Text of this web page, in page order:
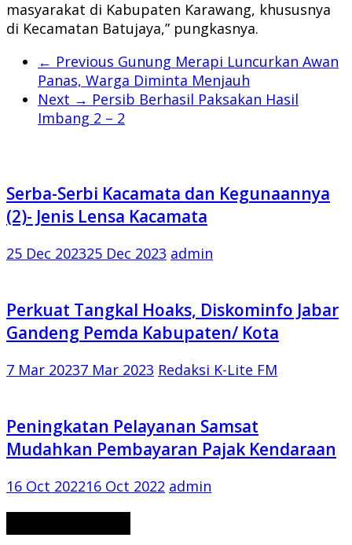
masyarakat di Kabupaten Karawang, khususnya
di Kecamatan Batujaya,” pungkasnya.
← Previous Gunung Merapi Luncurkan Awan
Panas, Warga Diminta Menjauh
Next → Persib Berhasil Paksakan Hasil
Imbang 2 – 2
Serba-Serbi Kacamata dan Kegunaannya
(2)- Jenis Lensa Kacamata
25 Dec 202325 Dec 2023 admin
Perkuat Tangkal Hoaks, Diskominfo Jabar
Gandeng Pemda Kabupaten/ Kota
7 Mar 20237 Mar 2023 Redaksi K-Lite FM
Peningkatan Pelayanan Samsat
Mudahkan Pembayaran Pajak Kendaraan
16 Oct 202216 Oct 2022 admin